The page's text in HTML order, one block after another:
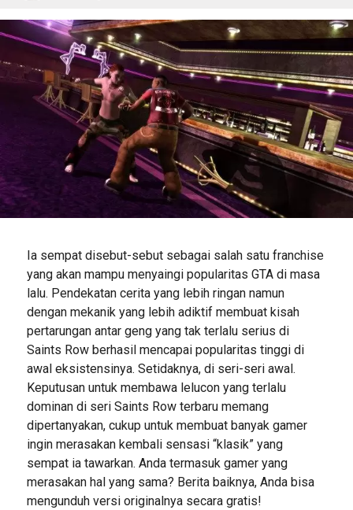
Ia sempat disebut-sebut sebagai salah satu franchise
yang akan mampu menyaingi popularitas GTA di masa
lalu. Pendekatan cerita yang lebih ringan namun
dengan mekanik yang lebih adiktif membuat kisah
pertarungan antar geng yang tak terlalu serius di
Saints Row berhasil mencapai popularitas tinggi di
awal eksistensinya. Setidaknya, di seri-seri awal.
Keputusan untuk membawa lelucon yang terlalu
dominan di seri Saints Row terbaru memang
dipertanyakan, cukup untuk membuat banyak gamer
ingin merasakan kembali sensasi “klasik” yang
sempat ia tawarkan. Anda termasuk gamer yang
merasakan hal yang sama? Berita baiknya, Anda bisa
mengunduh versi originalnya secara gratis!